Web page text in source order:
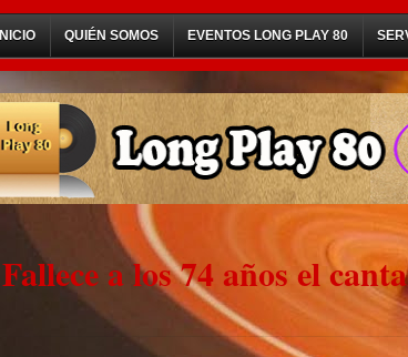
INICIO QUIÉN SOMOS EVENTOS LONG PLAY 80
Fallece a los 74 años el